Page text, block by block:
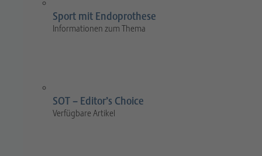
Sport mit Endoprothese
Informationen zum Thema
SOT – Editor’s Choice
Verfügbare Artikel